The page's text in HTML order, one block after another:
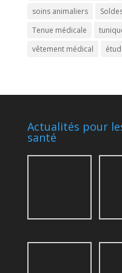
soins animaliers
Tenue médicale
vêtement médical
Actualités pour
santé